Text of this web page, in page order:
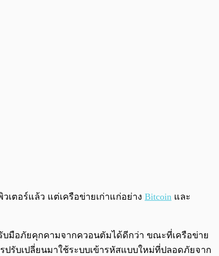
0:00 /
เตอร์แล้ว แต่เครือข่ายเก่าแก่อย่าง Bitcoin และ
รับมือภัยคุกคามจากควอนตัมได้ดีกว่า ขณะที่เครือข่าย
รปรับเปลี่ยนมาใช้ระบบเข้ารหัสแบบใหม่ที่ปลอดภัยจาก